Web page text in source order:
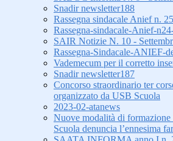
Snadir newsletter188
Rassegna sindacale Anief n.
Rassegna-sindacale-Anief-
SAIR Notizie N. 10 -
Rassegna-Sindacale-ANIEF-
Vademecum per il corretto
Snadir newsletter187
Concorso straordinario ter
organizzato da USB Scuola
2023-02-atanews
Nuove modalità di formazione
Scuola denuncia l’ennesima